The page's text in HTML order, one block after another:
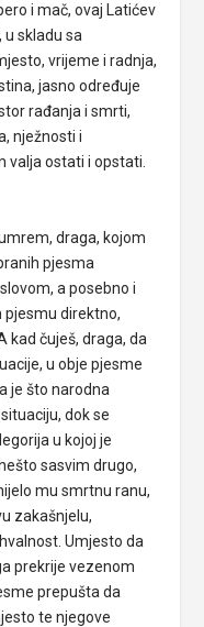
i mač, ovaj Latićev
skladu sa
vrijeme i radnja,
jasno određuje
rađanja i smrti,
nježnosti i
valja ostati i opstati.
draga, kojom
pjesma
a posebno i
pjesmu direktno,
kad čuješ, draga, da
u obje pjesme
je što narodna
dok se
u kojoj je
sasvim drugo,
mu smrtnu ranu,
zakašnjelu,
Umjesto da
prekrije vezenom
prepušta da
te njegove